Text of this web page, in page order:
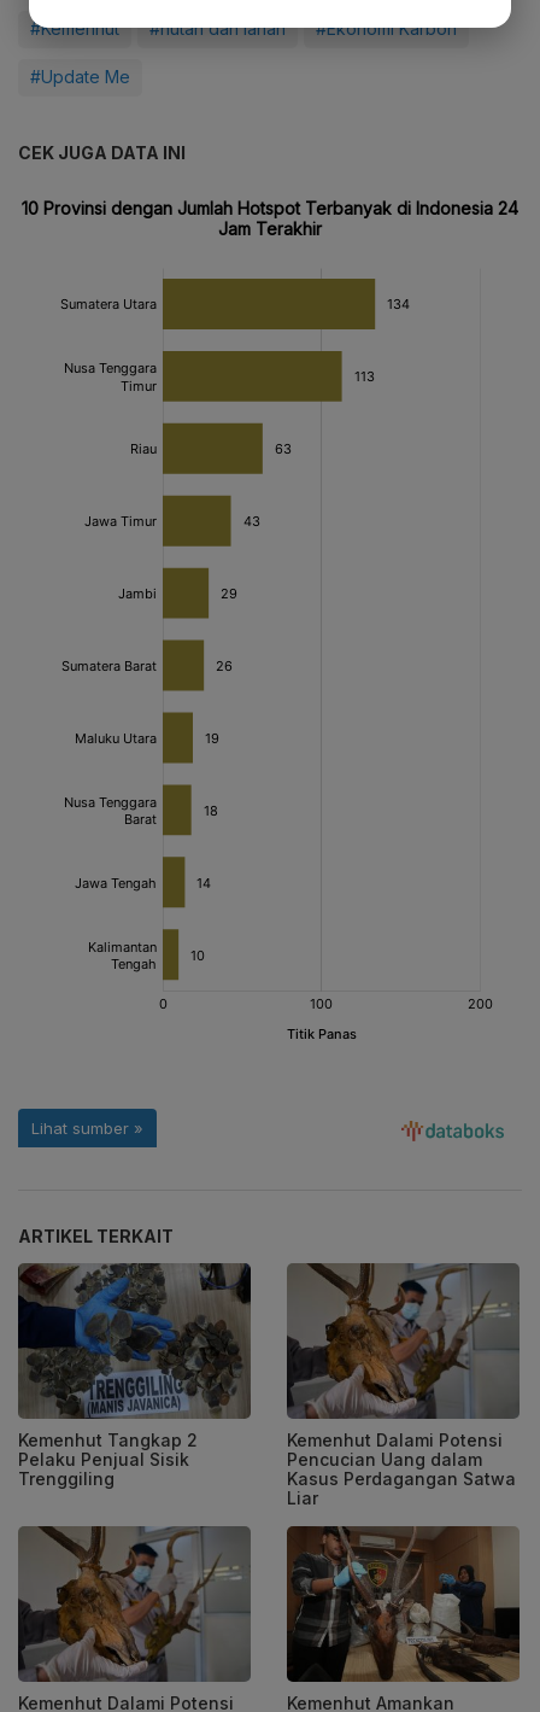
#Kemenhut #hutan dan lahan #Ekonomi Karbon
#Update Me
CEK JUGA DATA INI
ARTIKEL TERKAIT
Kemenhut Tangkap 2
Pelaku Penjual Sisik
Trenggiling
Kemenhut Dalami Potensi
Pencucian Uang dalam
Kasus Perdagangan Satwa
Liar
Kemenhut Dalami Potensi
Kemenhut Amankan